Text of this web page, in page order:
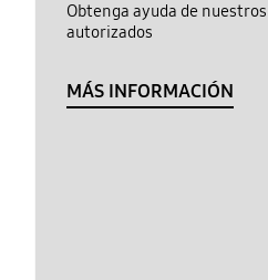
Obtenga ayuda de
autorizados
MÁS INFORMACIÓN